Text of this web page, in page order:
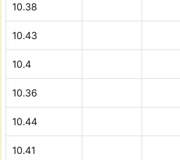
10.38
10.43
10.4
10.36
10.44
10.41